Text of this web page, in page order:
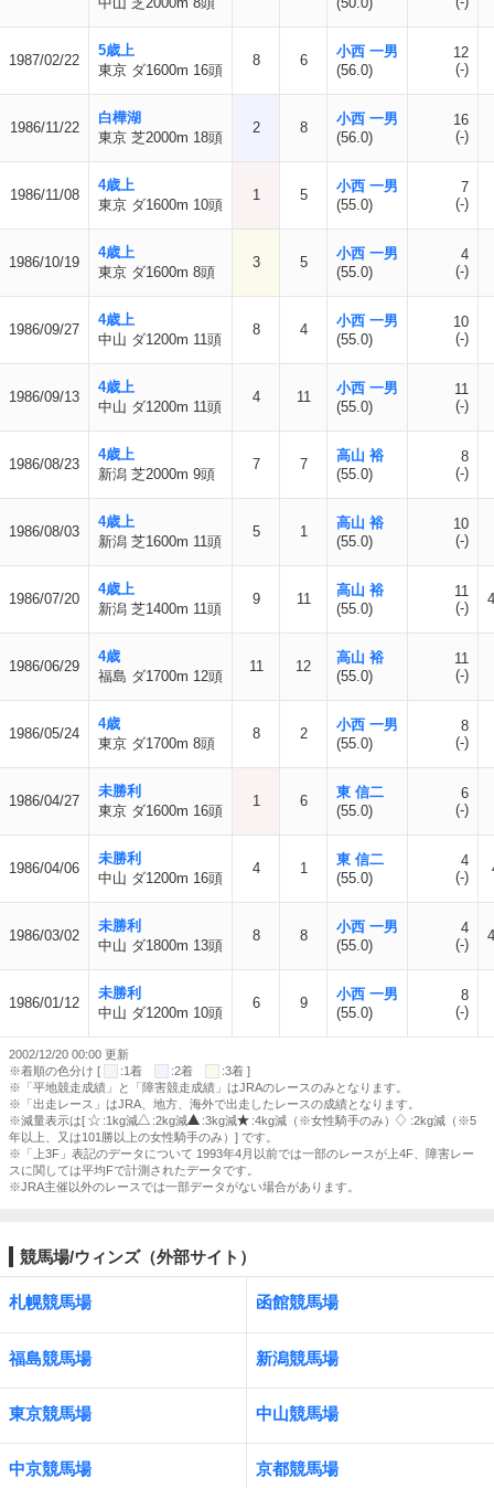
1987/02/22
5歳上
東京 ダ1600m 16頭
8 6
小西 一男
(56.0)
12
(-)
1986/11/22
白樺湖
東京 芝2000m 18頭
2 8
小西 一男
(56.0)
16
(-)
1986/11/08
4歳上
東京 ダ1600m 10頭
1 5
小西 一男
(55.0)
7
(-)
1986/10/19
4歳上
東京 ダ1600m 8頭
3 5
小西 一男
(55.0)
4
(-)
1986/09/27
4歳上
中山 ダ1200m 11頭
8 4
小西 一男
(55.0)
10
(-)
1986/09/13
4歳上
中山 ダ1200m 11頭
4 11
小西 一男
(55.0)
11
(-)
1986/08/23
4歳上
新潟 芝2000m 9頭
7 7
高山 裕
(55.0)
8
(-)
1986/08/03
4歳上
新潟 芝1600m 11頭
5 1
高山 裕
(55.0)
10
(-)
1986/07/20
4歳上
新潟 芝1400m 11頭
9 11
高山 裕
(55.0)
11
(-)
1986/06/29
4歳
福島 ダ1700m 12頭
11 12
高山 裕
(55.0)
11
(-)
1986/05/24
4歳
東京 ダ1700m 8頭
8 2
小西 一男
(55.0)
8
(-)
1986/04/27
未勝利
東京 ダ1600m 16頭
1 6
東 信二
(55.0)
6
(-)
1986/04/06
未勝利
中山 ダ1200m 16頭
4 1
東 信二
(55.0)
4
(-)
1986/03/02
未勝利
中山 ダ1800m 13頭
8 8
小西 一男
(55.0)
4
(-)
1986/01/12
未勝利
中山 ダ1200m 10頭
6 9
小西 一男
(55.0)
8
(-)
2002/12/20 00:00 更新
※着順の色分け [
:1着 :2着
:3着 ]
※「平地競走成績」と「障害競走成績」はJRAのレースのみとなります。
※「出走レース」はJRA、地方、海外で出走したレースの成績となります。
※減量表示は[
:1kg減 :2kg減 :3kg減 :4kg減（※女性騎手のみ）
:2kg減（※5
年以上、又は101勝以上の女性騎手のみ）] です。
※「上3F」表記のデータについて 1993年4月以前では一部のレースが上4F、障害レー
スに関しては平均Fで計測されたデータです。
※JRA主催以外のレースでは一部データがない場合があります。
競馬場/ウィンズ（外部サイト）
札幌競馬場 函館競馬場
福島競馬場 新潟競馬場
東京競馬場 中山競馬場
中京競馬場 京都競馬場